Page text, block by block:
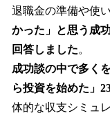
退職金の準備や使
かった」と思う成
回答しました。
成功談の中で多く
ら投資を始めた」
体的な収支シミュ